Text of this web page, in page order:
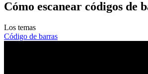
Cómo escanear códigos de
Los temas
Código de barras